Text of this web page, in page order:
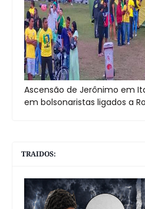
Ascensão de Jerônimo em
em bolsonaristas ligados a
TRAIDOS: